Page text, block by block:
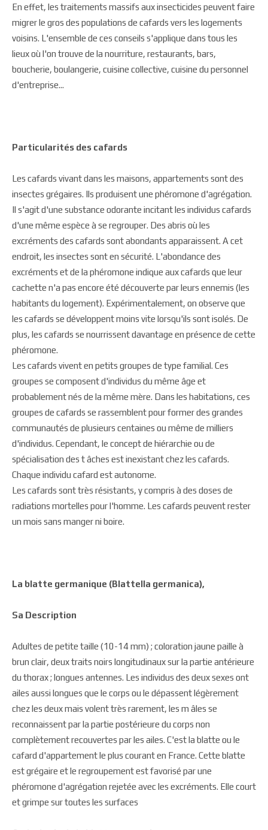
En effet, les traitements massifs aux insecticides peuvent faire
migrer le gros des populations de cafards vers les logements
voisins. L'ensemble de ces conseils s'applique dans tous les
lieux où l'on trouve de la nourriture, restaurants, bars,
boucherie, boulangerie, cuisine collective, cuisine du personnel
d'entreprise...
Particularités des cafards
Les cafards vivant dans les maisons, appartements sont des
insectes grégaires. Ils produisent une phéromone d'agrégation.
Il s'agit d'une substance odorante incitant les individus cafards
d'une même espèce à se regrouper. Des abris où les
excréments des cafards sont abondants apparaissent. A cet
endroit, les insectes sont en sécurité. L'abondance des
excréments et de la phéromone indique aux cafards que leur
cachette n'a pas encore été découverte par leurs ennemis (les
habitants du logement). Expérimentalement, on observe que
les cafards se développent moins vite lorsqu'ils sont isolés. De
plus, les cafards se nourrissent davantage en présence de cette
phéromone.
Les cafards vivent en petits groupes de type familial. Ces
groupes se composent d'individus du même âge et
probablement nés de la même mère. Dans les habitations, ces
groupes de cafards se rassemblent pour former des grandes
communautés de plusieurs centaines ou même de milliers
d'individus. Cependant, le concept de hiérarchie ou de
spécialisation des t âches est inexistant chez les cafards.
Chaque individu cafard est autonome.
Les cafards sont très résistants, y compris à des doses de
radiations mortelles pour l'homme. Les cafards peuvent rester
un mois sans manger ni boire.
La blatte germanique (Blattella germanica),
Sa Description
Adultes de petite taille (10-14 mm) ; coloration jaune paille à
brun clair, deux traits noirs longitudinaux sur la partie antérieure
du thorax ; longues antennes. Les individus des deux sexes ont
ailes aussi longues que le corps ou le dépassent légèrement
chez les deux mais volent très rarement, les m âles se
reconnaissent par la partie postérieure du corps non
complètement recouvertes par les ailes. C'est la blatte ou le
cafard d'appartement le plus courant en France. Cette blatte
est grégaire et le regroupement est favorisé par une
phéromone d'agrégation rejetée avec les excréments. Elle court
et grimpe sur toutes les surfaces